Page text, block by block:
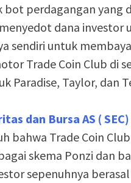
bot perdagangan yang
dana investor
sendiri untuk
Trade Coin Club di
Paradise, Taylor, dan
dan Bursa AS ( SEC)
bahwa Trade Coin Club
skema Ponzi dan
sepenuhnya